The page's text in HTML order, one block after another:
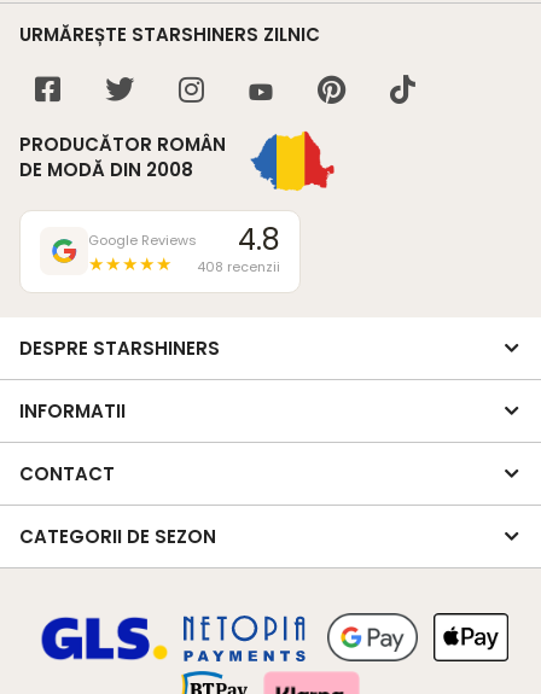
URMĂREȘTE STARSHINERS ZILNIC
PRODUCĂTOR ROMÂN
DE MODĂ DIN 2008
Google Reviews
★★★★★
4.8
408 recenzii
DESPRE STARSHINERS
INFORMATII
CONTACT
CATEGORII DE SEZON